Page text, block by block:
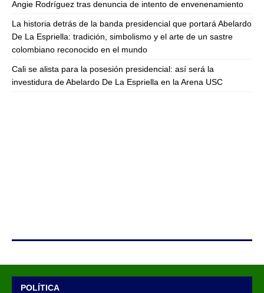
Angie Rodríguez tras denuncia de intento de envenenamiento
La historia detrás de la banda presidencial que portará Abelardo
De La Espriella: tradición, simbolismo y el arte de un sastre
colombiano reconocido en el mundo
Cali se alista para la posesión presidencial: así será la
investidura de Abelardo De La Espriella en la Arena USC
POLÍTICA